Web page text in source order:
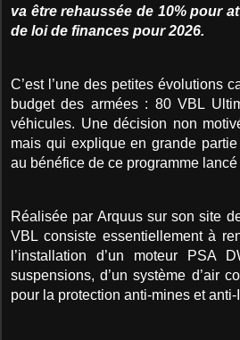
va être rehaussée de 10% pour
de loi de finances pour 2026.
C’est l’une des petites évolutions
budget des armées : 80 VBL
véhicules. Une décision non
mais qui explique en grande
au bénéfice de ce programme
Réalisée par Arquus sur son site
VBL consiste essentiellement à
l’installation d’un moteur PSA
suspensions, d’un système d’air
pour la protection anti-mines et anti-